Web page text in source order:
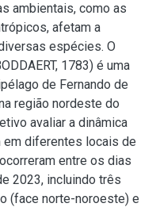
ambientais, como as
afetam a
espécies. O
1783) é uma
de Fernando de
região nordeste do
avaliar a dinâmica
em diferentes locais de
entre os dias
2023, incluindo três
(face norte-noroeste) e